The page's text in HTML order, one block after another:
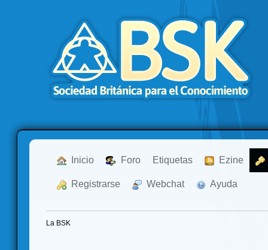
Inicio Foro Etiquetas Ezine
Registrarse Webchat Ayuda
La BSK